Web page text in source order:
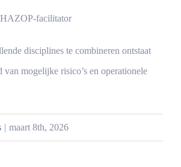
HAZOP-facilitator
disciplines te combineren ontstaat
van mogelijke risico’s en operationele
| maart 8th, 2026